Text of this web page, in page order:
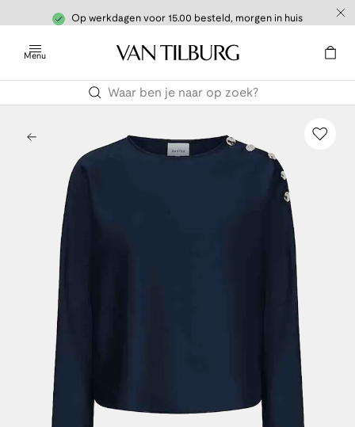
Op werkdagen voor 15.00 besteld, morgen in huis
Menu